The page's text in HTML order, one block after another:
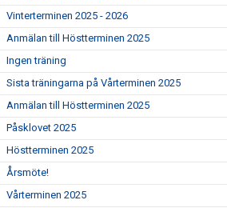
Vinterterminen 2025 - 2026
Anmälan till Höstterminen 2025
Ingen träning
Sista träningarna på Vårterminen 2025
Anmälan till Höstterminen 2025
Påsklovet 2025
Höstterminen 2025
Årsmöte!
Vårterminen 2025